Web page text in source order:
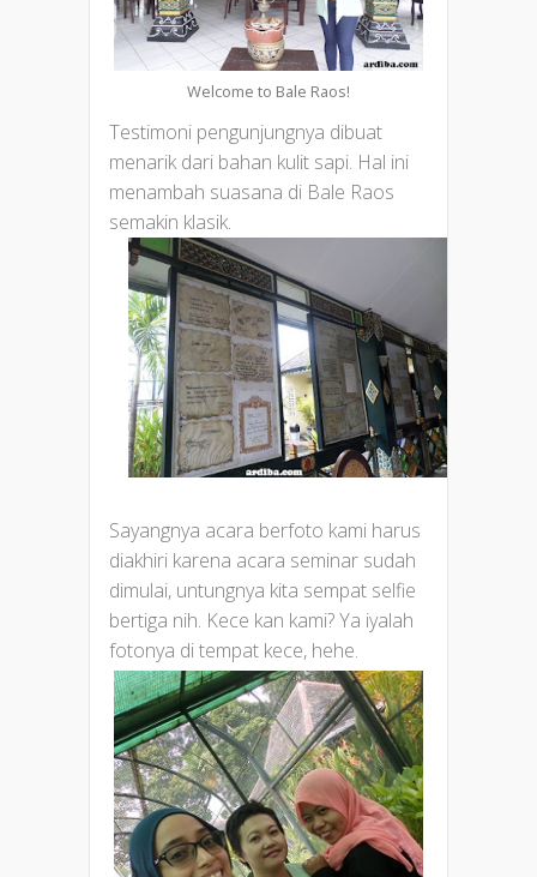
Welcome to Bale Raos!
Testimoni pengunjungnya dibuat
menarik dari bahan kulit sapi. Hal ini
menambah suasana di Bale Raos
semakin klasik.
Sayangnya acara berfoto kami harus
diakhiri karena acara seminar sudah
dimulai, untungnya kita sempat selfie
bertiga nih. Kece kan kami? Ya iyalah
fotonya di tempat kece, hehe.